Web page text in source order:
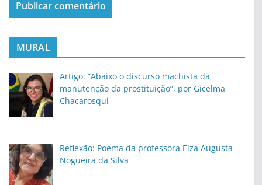
MURAL
Artigo: “Abaixo o discurso machista da
manutenção da prostituição”, por Gicelma
Chacarosqui
Reflexão: Poema da professora Elza Augusta
Nogueira da Silva